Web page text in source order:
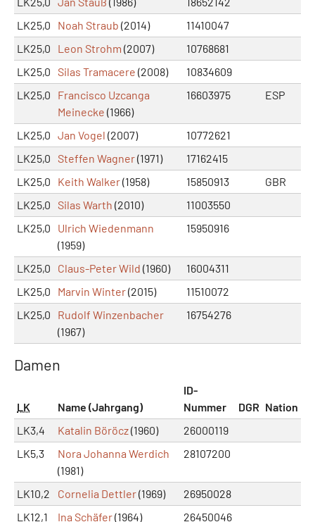
LK25,0
Noah Straub (2014)
11410047
LK25,0
Leon Strohm (2007)
10768681
LK25,0 Silas Tramacere (2008)
10834609
LK25,0
Francisco Uzcanga
Meinecke (1966)
16603975 ESP
LK25,0 Jan Vogel (2007)
10772621
LK25,0 Steffen Wagner(1971)
17162415
LK25,0
Keith Walker(1958) 15850913
GBR
LK25,0 Silas Warth (2010)
11003550
LK25,0
Ulrich Wiedenmann
(1959)
15950916
LK25,0 Claus-Peter Wild (1960)
16004311
LK25,0
Marvin Winter(2015)
11510072
LK25,0
Rudolf Winzenbacher
(1967)
16754276
Damen
LK Name (Jahrgang)
ID-
Nummer
DGR Nation
LK3,4
Katalin Böröcz(1960)
26000119
LK5,3
Nora Johanna Werdich
(1981)
28107200
LK10,2 Cornelia Dettler(1969)
26950028
LK12,1
Ina Schäfer(1964)
26450046